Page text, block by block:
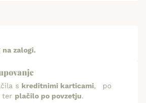
na zalogi.
s kreditnimi karticami, po
ter plačilo po povzetju.